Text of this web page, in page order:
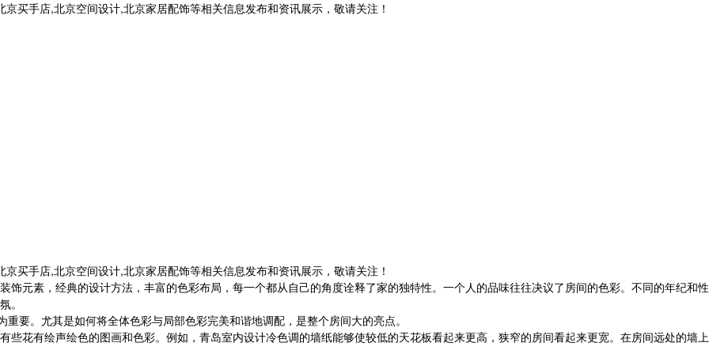
京买手店,北京空间设计,北京家居配饰等相关信息发布和资讯展示，敬请关注！
京买手店,北京空间设计,北京家居配饰等相关信息发布和资讯展示，敬请关注！
饰元素，经典的设计方法，丰富的色彩布局，每一个都从自己的角度诠释了家的独特性。一个人的品味往往决议了房间的色彩。不同的年纪和性
。
。尤其是如何将全体色彩与局部色彩完美和谐地调配，是整个房间大的亮点。
有绘声绘色的图画和色彩。例如，青岛室内设计冷色调的墙纸能够使较低的天花板看起来更高，狭窄的房间看起来更宽。在房间远处的墙上